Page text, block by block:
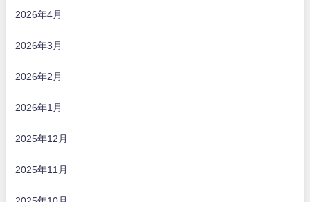
2026年4月
2026年3月
2026年2月
2026年1月
2025年12月
2025年11月